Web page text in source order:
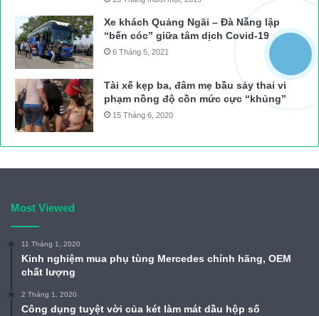
bốc hàng lái xe lại tiếp tục vào các điểm tập kết dồn tải. “Hiện,
chúng tôi đang lập kế hoạch phối hợp với Cục QLĐB IV lập
đoàn liên ngành kiểm tra xử lý xe quá tải tại các đầu mối hàng
hóa và trên các tuyến quốc lộ, xử lý nghiêm những trường hợp
vi phạm”, ông Dũng cho hay.
Xe khách Quảng Ngãi – Đà Nẵng lập
“bến cóc” giữa tâm dịch Covid-19
6 Tháng 5, 2021
Tài xế kẹp ba, đâm mẹ bầu sảy thai vi
phạm nồng độ cồn mức cực “khủng”
15 Tháng 6, 2020
Most Viewed
11 Tháng 1, 2020
Kinh nghiệm mua phụ tùng Mercedes chính hãng, OEM
chất lượng
2 Tháng 1, 2020
Công dụng tuyệt vời của két làm mát dầu hộp số